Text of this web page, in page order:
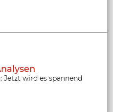
Jetzt wird es spannend